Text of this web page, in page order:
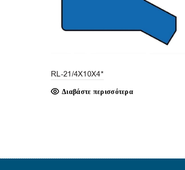
RL-21/4X10X4*
Διαβάστε περισσότερα